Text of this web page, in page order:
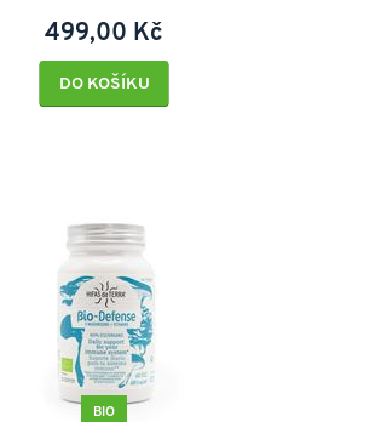
499,00 Kč
DO KOŠÍKU
BIO